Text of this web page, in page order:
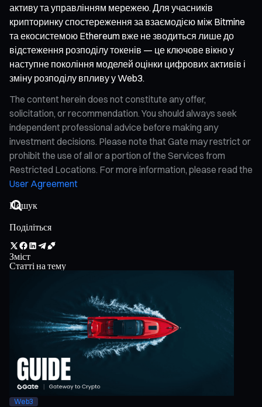
активу та управлінням мережею. Для учасників
крипторинку спостереження за взаємодією між Bitmine
та екосистемою Ethereum вже не зводиться лише до
відстеження розподілу токенів — це ключове вікно у
наступне покоління моделей оцінки цифрових активів і
зміну розподілу впливу у Web3.
The content herein does not constitute any offer,
solicitation, or recommendation. You should always seek
independent professional advice before making any
investment decisions. Please note that Gate may restrict or
prohibit the use of all or a portion of the Services from
Restricted Locations. For more information, please read the
User Agreement
Поділіться
Зміст
Статті на тему
Web3